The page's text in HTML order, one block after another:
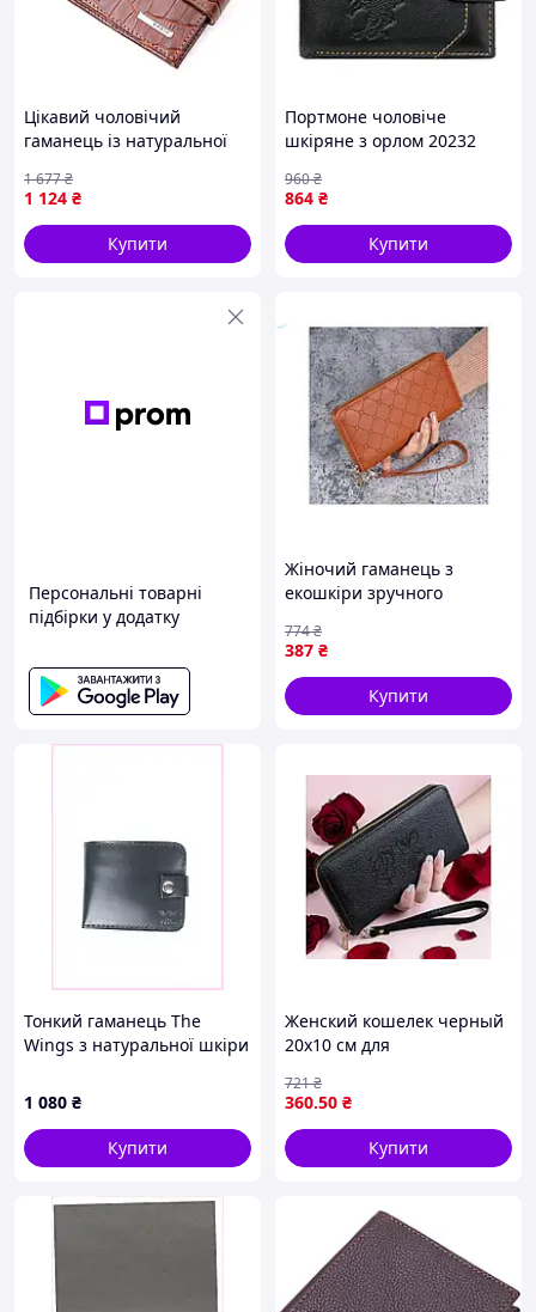
Цікавий чоловічий
гаманець із натуральної
крокодила KARYA 21202
Коричневий
1 124 ₴
1 677₴
Купити
Портмоне чоловіче
шкіряне з орлом 20232
864 ₴
960₴
Купити
Персональні товарні
підбірки у додатку
Жіночий гаманець з
екошкіри зручного
карток і гомілкових з
ортопедичними
властивостями
387 ₴
774₴
Купити
Тонкий гаманець The
Wings з натуральної шкіри
1 080 ₴
Купити
Женский кошелек черный
20х10 см для
использования из ткани
Оксфорд
360.50 ₴
721₴
Купити